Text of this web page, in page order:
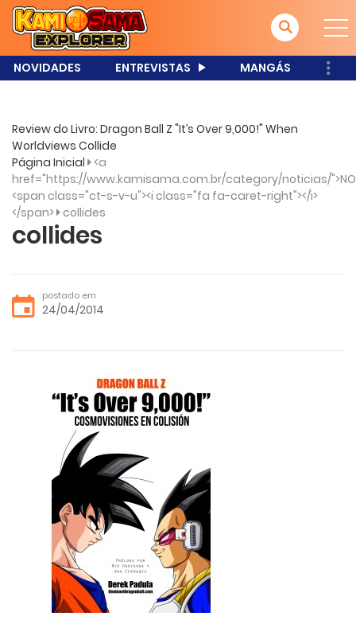
NOVIDADES ENTREVISTAS MANGÁS
Review do Livro: Dragon Ball Z "It’s Over 9,000!" When
Worldviews Collide
Página Inicial <a
href="https://www.kamisama.com.br/category/noticias/
<span class="ct-s-v-u"><i class="fa fa-caret-right"></i>
</span> collides
collides
postado em
24/04/2014